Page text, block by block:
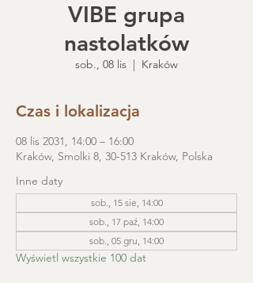
VIBE grupa
nastolatków
sob., 08 lis
  |
Kraków
Czas i lokalizacja
08 lis 2031, 14:00 – 16:00
Kraków, Smolki 8, 30-513 Kraków, Polska
Inne daty
sob., 15 sie, 14:00
sob., 17 paź, 14:00
sob., 05 gru, 14:00
Wyświetl wszystkie 100 dat